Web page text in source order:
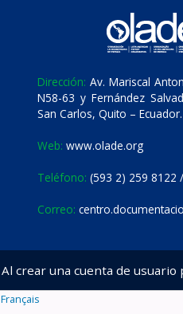
Dirección: Av. Mariscal
N58-63 y Fernández
San Carlos, Quito – Ecuador.
Web: www.olade.org
Teléfono: (593 2) 259 8122
Correo:
Al crear una cuenta de
Français